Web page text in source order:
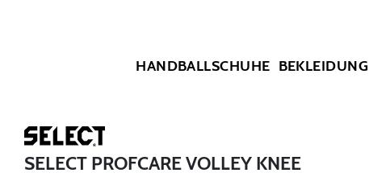
HANDBALLSCHUHE BEKLEIDUNG
SELECT PROFCARE VOLLEY KNEE